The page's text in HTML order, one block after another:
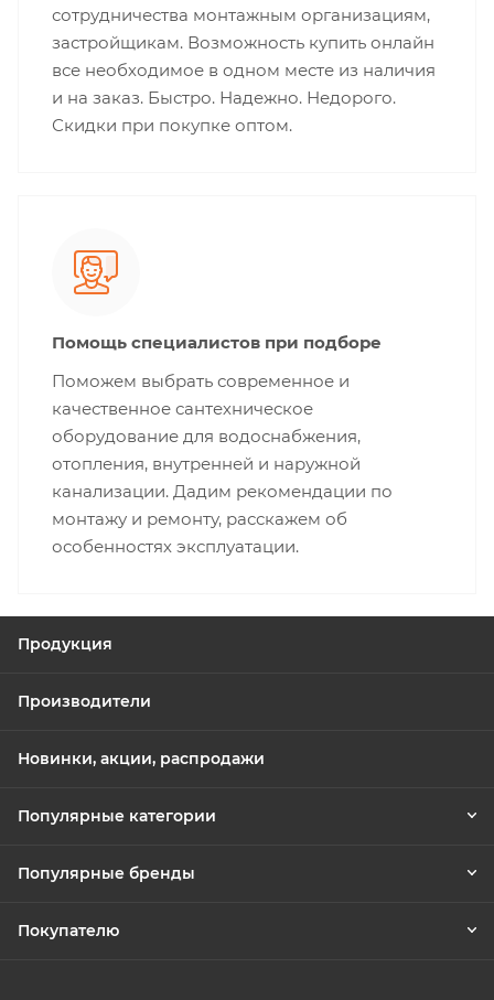
сотрудничества монтажным организациям,
застройщикам. Возможность купить онлайн
все необходимое в одном месте из наличия
и на заказ. Быстро. Надежно. Недорого.
Скидки при покупке оптом.
Помощь специалистов при подборе
Поможем выбрать современное и
качественное сантехническое
оборудование для водоснабжения,
отопления, внутренней и наружной
канализации. Дадим рекомендации по
монтажу и ремонту, расскажем об
особенностях эксплуатации.
Продукция
Производители
Новинки, акции, распродажи
Популярные категории
Популярные бренды
Покупателю